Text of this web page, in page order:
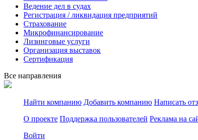
Ведение дел в судах
Регистрация / ликвидация предприятий
Страхование
Микрофинансирование
Лизинговые услуги
Организация выставок
Сертификация
Все направления
Найти компанию Добавить компанию Написать
О проекте Поддержка пользователей Реклама на
Войти